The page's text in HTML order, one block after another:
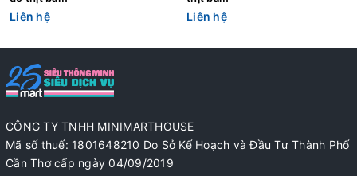
Liên hệ Liên hệ
CÔNG TY TNHH MINIMARTHOUSE
Mã số thuế: 1801648210 Do Sở Kế Hoạch và Đầu Tư Thành Phố
Cần Thơ cấp ngày 04/09/2019